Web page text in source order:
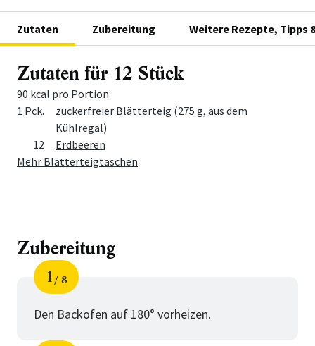
Zutaten Zubereitung Weitere Rezepte, Tipps
Zutaten für 12 Stück
90 kcal pro Portion
Menge
Zutat
1 Pck.
zuckerfreier Blätterteig (275 g, aus dem
Kühlregal)
12
Erdbeeren
Mehr Blätterteigtaschen
Zubereitung
Schritt
1
von
8
Den Backofen auf 180° vorheizen.